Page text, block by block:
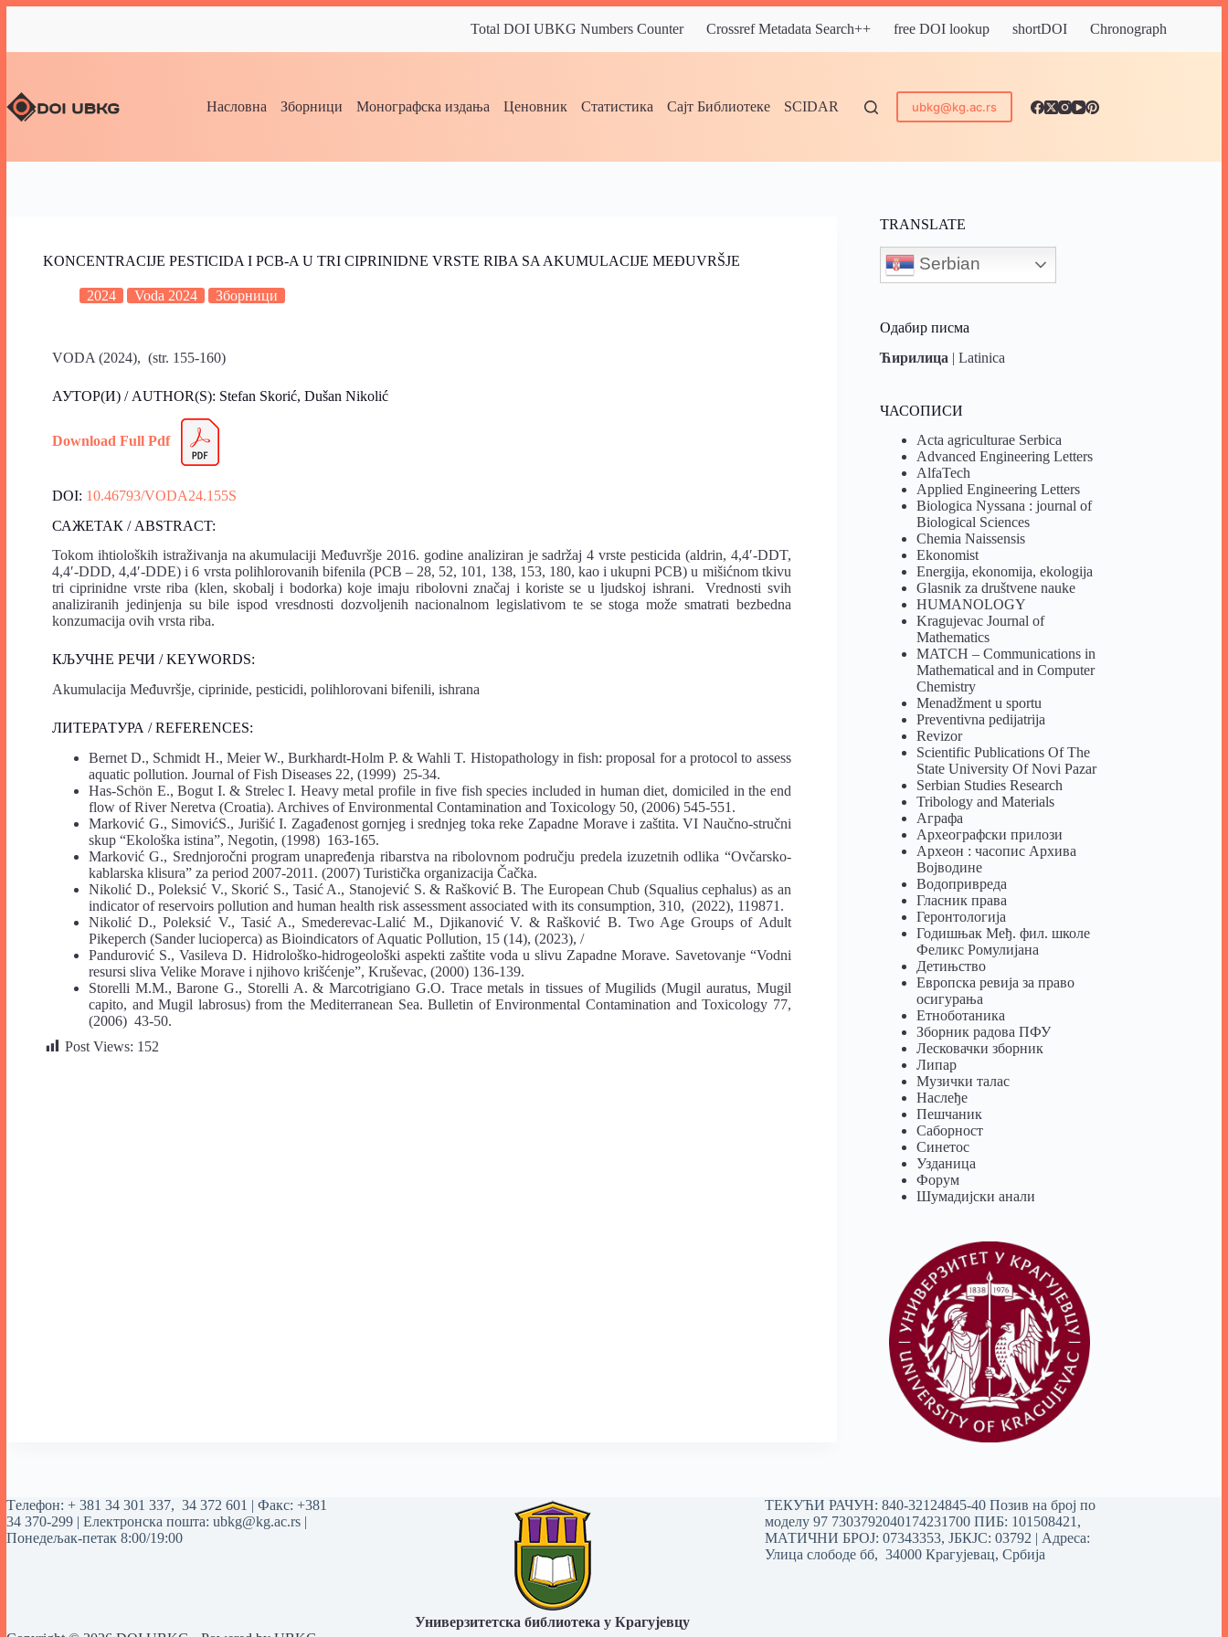
Total DOI UBKG Numbers Counter Crossref Metadata Search++ free DOI lookup shortDOI Chronograph
Насловна Зборници Монографска издања Ценовник Статистика Сајт Библиотеке SCIDAR ubkg@kg.ac.rs
KONCENTRACIJE PESTICIDA I PCB-A U TRI CIPRINIDNE VRSTE RIBA SA AKUMULACIJE MEĐUVRŠJE
2024 Voda 2024 Зборници
VODA (2024), (str. 155-160)
АУТОР(И) / AUTHOR(S): Stefan Skorić, Dušan Nikolić
Download Full Pdf
DOI: 10.46793/VODA24.155S
САЖЕТАК / ABSTRACT:
Tokom ihtioloških istraživanja na akumulaciji Međuvršje 2016. godine analiziran je sadržaj 4 vrste pesticida (aldrin, 4,4′-DDT,
4,4′-DDD, 4,4′-DDE) i 6 vrsta polihlorovanih bifenila (PCB – 28, 52, 101, 138, 153, 180, kao i ukupni PCB) u mišićnom tkivu
tri ciprinidne vrste riba (klen, skobalj i bodorka) koje imaju ribolovni značaj i koriste se u ljudskoj ishrani. Vrednosti svih
analiziranih jedinjenja su bile ispod vresdnosti dozvoljenih nacionalnom legislativom te se stoga može smatrati bezbedna
konzumacija ovih vrsta riba.
КЉУЧНЕ РЕЧИ / KEYWORDS:
Akumulacija Međuvršje, ciprinide, pesticidi, polihlorovani bifenili, ishrana
ЛИТЕРАТУРА / REFERENCES:
Bernet D., Schmidt H., Meier W., Burkhardt-Holm P. & Wahli T. Histopathology in fish: proposal for a protocol to assess
aquatic pollution. Journal of Fish Diseases 22, (1999) 25-34.
Has-Schön E., Bogut I. & Strelec I. Heavy metal profile in five fish species included in human diet, domiciled in the end
flow of River Neretva (Croatia). Archives of Environmental Contamination and Toxicology 50, (2006) 545-551.
Marković G., SimovićS., Jurišić I. Zagađenost gornjeg i srednjeg toka reke Zapadne Morave i zaštita. VI Naučno-stručni
skup “Ekološka istina”, Negotin, (1998) 163-165.
Marković G., Srednjoročni program unapređenja ribarstva na ribolovnom području predela izuzetnih odlika “Ovčarsko-
kablarska klisura” za period 2007-2011. (2007) Turistička organizacija Čačka.
Nikolić D., Poleksić V., Skorić S., Tasić A., Stanojević S. & Rašković B. The European Chub (Squalius cephalus) as an
indicator of reservoirs pollution and human health risk assessment associated with its consumption, 310, (2022), 119871.
Nikolić D., Poleksić V., Tasić A., Smederevac-Lalić M., Djikanović V. & Rašković B. Two Age Groups of Adult
Pikeperch (Sander lucioperca) as Bioindicators of Aquatic Pollution, 15 (14), (2023), /
Pandurović S., Vasileva D. Hidrološko-hidrogeološki aspekti zaštite voda u slivu Zapadne Morave. Savetovanje “Vodni
resursi sliva Velike Morave i njihovo krišćenje”, Kruševac, (2000) 136-139.
Storelli M.M., Barone G., Storelli A. & Marcotrigiano G.O. Trace metals in tissues of Mugilids (Mugil auratus, Mugil
capito, and Mugil labrosus) from the Mediterranean Sea. Bulletin of Environmental Contamination and Toxicology 77,
(2006) 43-50.
Post Views: 152
TRANSLATE
Serbian
Одабир писма
Ћирилица |Latinica
ЧАСОПИСИ
Acta agriculturae Serbica
Advanced Engineering Letters
AlfaTech
Applied Engineering Letters
Biologica Nyssana : journal of
Biological Sciences
Chemia Naissensis
Ekonomist
Energija, ekonomija, ekologija
Glasnik za društvene nauke
HUMANOLOGY
Kragujevac Journal of
Mathematics
MATCH – Communications in
Mathematical and in Computer
Chemistry
Menadžment u sportu
Preventivna pedijatrija
Revizor
Scientific Publications Of The
State University Of Novi Pazar
Serbian Studies Research
Tribology and Materials
Аграфа
Археографски прилози
Археон : часопис Архива
Војводине
Водопривреда
Гласник права
Геронтологија
Годишњак Међ. фил. школе
Феликс Ромулијана
Детињство
Европска ревија за право
осигурања
Eтноботаника
Зборник радова ПФУ
Лесковачки зборник
Липар
Музички талас
Наслеђе
Пешчаник
Саборност
Синетос
Узданица
Форум
Шумадијски анали
Tелефон: + 381 34 301 337, 34 372 601 | Факс: +381
34 370-299 | Електронска пошта: ubkg@kg.ac.rs |
Понедељак-петак 8:00/19:00
Универзитетска библиотека у Крагујевцу
ТЕКУЋИ РАЧУН: 840-32124845-40 Позив на број по
моделу 97 7303792040174231700ПИБ: 101508421,
МАТИЧНИ БРОЈ: 07343353, ЈБКЈС: 03792 | Aдреса:
Улица слободе бб, 34000 Крагујевац, Србија